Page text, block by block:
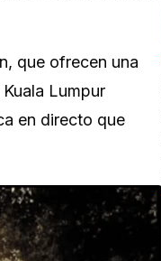
que ofrecen una
Lumpur
en directo que